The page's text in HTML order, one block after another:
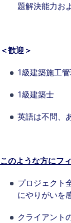
題解決能力お
＜歓迎＞
1級建築施工
1級建築士
英語は不問、
このような方にフ
プロジェクト
にやりがいを
クライアント